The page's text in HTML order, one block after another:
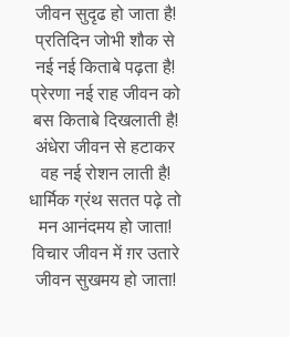
जीवन सुदृढ हो जाता है!
प्रतिदिन जोभी शौक से
नई नई किताबे पढ़ता है!
प्रेरणा नई राह जीवन को
बस किताबे दिखलाती है!
अंधेरा जीवन से हटाकर
वह नई रोशन लाती है!
धार्मिक ग्रंथ सतत पढ़े तो
मन आनंदमय हो जाता!
विचार जीवन में ग़र उतारे
जीवन सुखमय हो जाता!